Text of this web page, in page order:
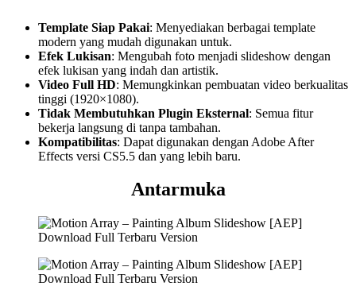
Template Siap Pakai: Menyediakan berbagai template
modern yang mudah digunakan untuk.
Efek Lukisan: Mengubah foto menjadi slideshow dengan
efek lukisan yang indah dan artistik.
Video Full HD: Memungkinkan pembuatan video berkualitas
tinggi (1920×1080).
Tidak Membutuhkan Plugin Eksternal: Semua fitur
bekerja langsung di tanpa tambahan.
Kompatibilitas: Dapat digunakan dengan Adobe After
Effects versi CS5.5 dan yang lebih baru.
Antarmuka